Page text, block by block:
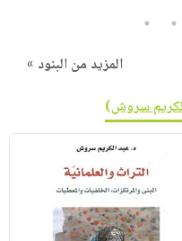
4
5
المزيد من البنود »
سروش)